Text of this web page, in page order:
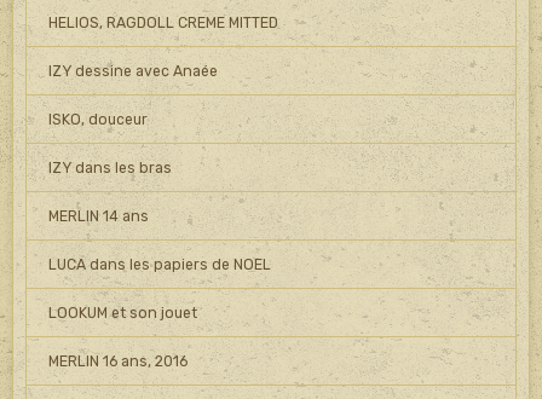
HELIOS, RAGDOLL CREME MITTED
IZY dessine avec Anaée
ISKO, douceur
IZY dans les bras
MERLIN 14 ans
LUCA dans les papiers de NOEL
LOOKUM et son jouet
MERLIN 16 ans, 2016